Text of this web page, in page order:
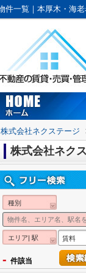
株式会社ネクステージ
株式会社ネク
種別
エリア| 駅 賃料
- 件該当